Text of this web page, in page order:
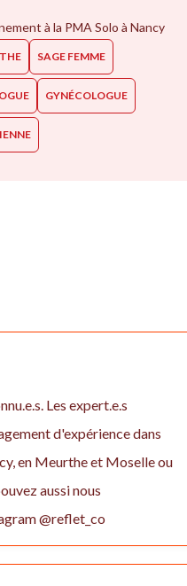
à la PMA Solo à Nancy
SAGE FEMME
GYNÉCOLOGUE
Les expert.e.s
d'expérience dans
en Meurthe et Moselle ou
aussi nous
@reflet_co